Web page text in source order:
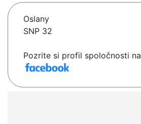
Oslany
SNP 32
Pozrite si profil spoločnosti na